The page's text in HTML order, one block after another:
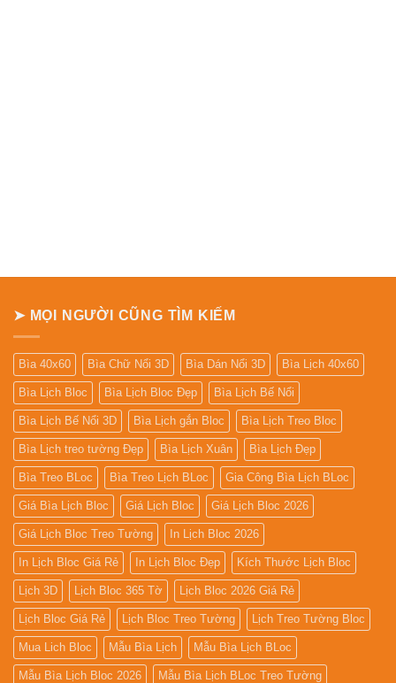
➤ MỌI NGƯỜI CŨNG TÌM KIẾM
Bìa 40x60 Bìa Chữ Nổi 3D Bìa Dán Nổi 3D Bìa Lịch 40x60
Bìa Lịch Bloc Bìa Lịch Bloc Đẹp Bìa Lịch Bế Nổi
Bìa Lịch Bế Nổi 3D Bìa Lịch gắn Bloc Bìa Lịch Treo Bloc
Bìa Lịch treo tường Đẹp Bìa Lịch Xuân Bìa Lịch Đẹp
Bìa Treo BLoc Bìa Treo Lịch BLoc Gia Công Bìa Lịch BLoc
Giá Bìa Lịch Bloc Giá Lịch Bloc Giá Lịch Bloc 2026
Giá Lịch Bloc Treo Tường In Lịch Bloc 2026
In Lịch Bloc Giá Rẻ In Lịch Bloc Đẹp Kích Thước Lịch Bloc
Lịch 3D Lịch Bloc 365 Tờ Lịch Bloc 2026 Giá Rẻ
Lịch Bloc Giá Rẻ Lịch Bloc Treo Tường Lịch Treo Tường Bloc
Mua Lich Bloc Mẫu Bìa Lịch Mẫu Bìa Lịch BLoc
Mẫu Bìa Lịch Bloc 2026 Mẫu Bìa Lịch BLoc Treo Tường